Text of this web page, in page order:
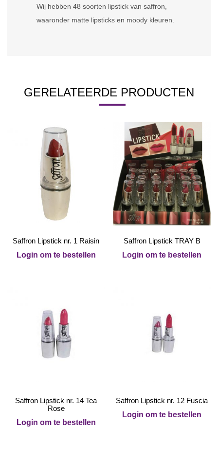
Wij hebben 48 soorten lipstick van saffron,
waaronder matte lipsticks en moody kleuren.
GERELATEERDE PRODUCTEN
Saffron Lipstick nr. 1 Raisin
Login om te bestellen
Saffron Lipstick TRAY B
Login om te bestellen
Saffron Lipstick nr. 14 Tea
Rose
Login om te bestellen
Saffron Lipstick nr. 12 Fuscia
Login om te bestellen